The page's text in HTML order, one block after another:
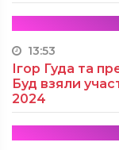
13:53
Ігор Гуда та
Буд взяли
2024